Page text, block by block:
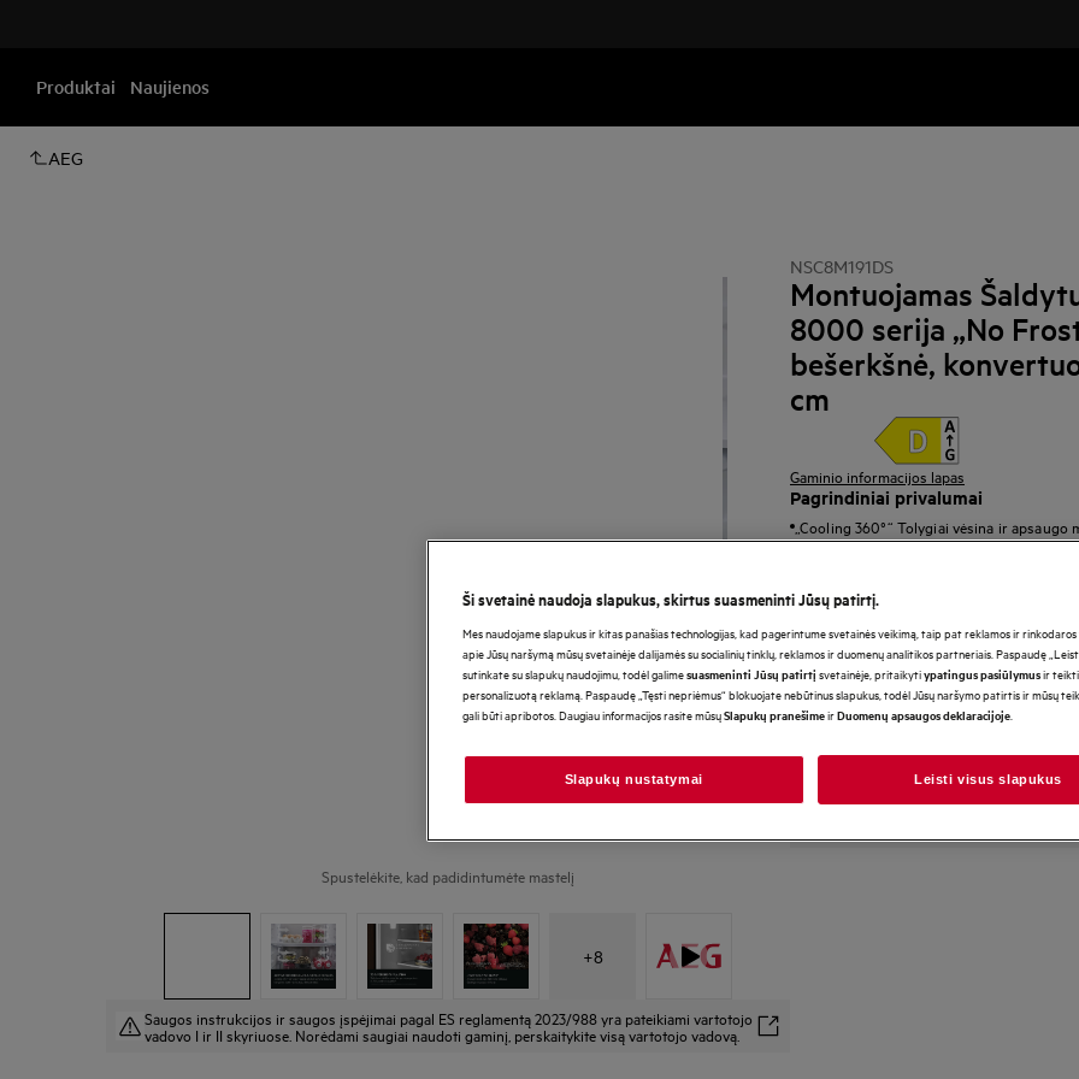
Produktai Naujienos
AEG
Spustelėkite, kad padidintumėte mastelį
+8
Saugos instrukcijos ir saugos įspėjimai pagal ES reglamentą 2023/988 yra pateikiami vartotojo
vadovo I ir II skyriuose. Norėdami saugiai naudoti gaminį, perskaitykite visą vartotojo vadovą.
NSC8M191DS
Montuojamas
8000 serija „No
bešerkšnė,
cm
Gaminio informacijos lapas
Pagrindiniai privalumai
„Cooling 360°“ Tolygiai vėsina ir apsaugo
„Cooling 360°“ aktyviai cirkuliuoja orą po
Šaldytuvas-šaldiklis, kurio vidinė danga
*Produkto puslapio
vaizdo įrašai yra tik
atvaizduoti šį modelį.
10 metų garantija
Ši svetainė naudoja slapukus, skirtus suasmeninti Jūsų patirtį.
Mes naudojame slapukus ir kitas panašias technologijas, kad pagerintume svetainės veikimą, taip pat reklamos ir
apie Jūsų naršymą mūsų svetainėje dalijamės su socialinių tinklų, reklamos ir duomenų analitikos partneriais. Paspaudę
sutinkate su slapukų naudojimu, todėl galimesuasmeninti Jūsų patirtį svetainėje, pritaikytiypatingus pasiūlymusir
personalizuotą reklamą. Paspaudę „Tęsti nepriėmus“ blokuojate nebūtinus slapukus, todėl Jūsų naršymo patirtis ir mūsų
gali būti apribotos. Daugiau informacijos rasite mūsųSlapukų pranešimeirDuomenų apsaugos deklaracijoje
Slapukų nustatymai Leisti visus slapukus